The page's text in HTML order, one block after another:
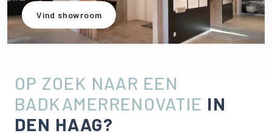
Vind showroom
OP ZOEK NAAR EEN
BADKAMERRENOVATIE IN
DEN HAAG?